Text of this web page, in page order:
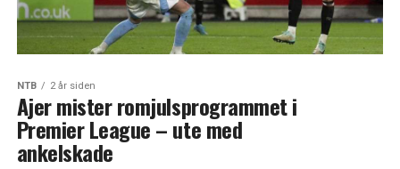
NTB 2 år siden
Ajer mister romjulsprogrammet i
Premier League – ute med
ankelskade